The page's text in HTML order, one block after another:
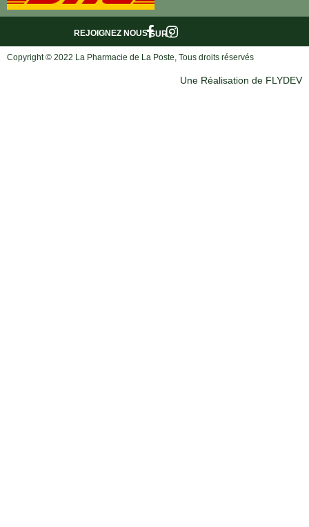
SUR :
REJOIGNEZ NOUS
Copyright © 2022 La Pharmacie de La Poste, Tous droits réservés
Une Réalisation de FLYDEV